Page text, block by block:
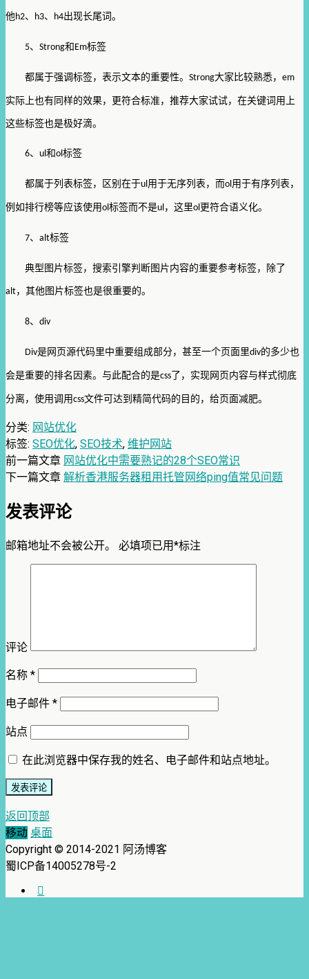
他 h2、 h3、 h4出现长尾词。
5、 Strong和 Em标签
都属于强调标签，表示文本的重要性。 Strong大家比较熟悉， em
实际上也有同样的效果，更符合标准，推荐大家试试，在关键词用上
这些标签也是极好滴。
6、 ul 和ol 标签
都属于列表标签，区别在于ul 用于无序列表，而ol 用于有序列表，
例如排行榜等应该使用ol 标签而不是ul ，这里ol 更符合语义化。
7、 alt标签
典型图片标签，搜索引擎判断图片内容的重要参考标签，除了
alt，其他图片标签也是很重要的。
8、 div
Div是网页源代码里中重要组成部分，甚至一个页面里div的多少也
会是重要的排名因素。与此配合的是css 了，实现网页内容与样式彻底
分离，使用调用css文件可达到精简代码的目的，给页面减肥。
分类: 网站优化
标签: SEO优化, SEO技术, 维护网站
前一篇文章 网站优化中需要熟记的28个SEO常识
下一篇文章 解析香港服务器租用托管网络ping值常见问题
发表评论
邮箱地址不会被公开。 必填项已用*标注
评论
名称 *
电子邮件 *
站点
在此浏览器中保存我的姓名、电子邮件和站点地址。
返回顶部
移动 桌面
Copyright © 2014-2021 阿汤博客
蜀ICP备14005278号-2